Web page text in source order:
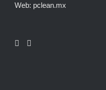
Web: pclean.mx